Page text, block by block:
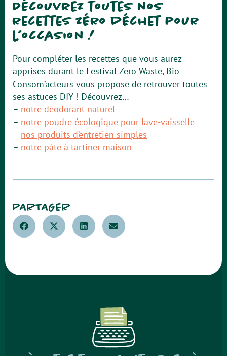
Découvrez toutes nos
recettes zéro déchet pour
l’occasion !
Pour compléter les recettes que vous aurez
apprises durant le Festival Zero Waste, Bio
Consom’acteurs vous propose de retrouver toutes
ses astuces DIY ! Découvrez…
– notre déodorant naturel
– notre poudre écologique pour lave-vaisselle
– nos produits d’entretien simples
– notre pâte à tartiner maison
PARTAGER